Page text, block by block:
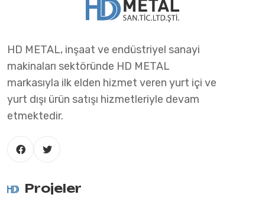
HD METAL, inşaat ve endüstriyel sanayi
makinaları sektöründe HD METAL
markasıyla ilk elden hizmet veren yurt içi ve
yurt dışı ürün satışı hizmetleriyle devam
etmektedir.
Projeler